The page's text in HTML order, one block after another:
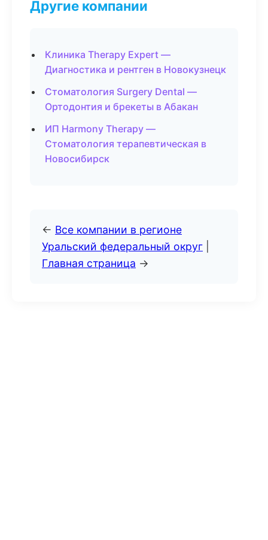
Другие компании
Клиника Therapy Expert —
Диагностика и рентген в Новокузнецк
Стоматология Surgery Dental —
Ортодонтия и брекеты в Абакан
ИП Harmony Therapy —
Стоматология терапевтическая в
Новосибирск
← Все компании в регионе
Уральский федеральный округ
Главная страница →